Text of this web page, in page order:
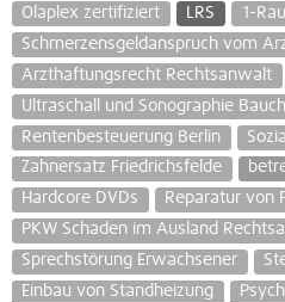
Olaplex zertifiziert
LRS
1-
Schmerzensgeldanspruch vom
Arzthaftungsrecht Rechtsanwalt
Ultraschall und Sonographie
Rentenbesteuerung Berlin
Zahnersatz Friedrichsfelde
Hardcore DVDs
Reparatur von
PKW Schaden im Ausland
Sprechstörung Erwachsener
Einbau von Standheizung